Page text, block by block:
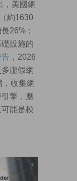
，美國網
約1630
26%；
設施的
，2026
虛假網
收集網
擎，應
能是模